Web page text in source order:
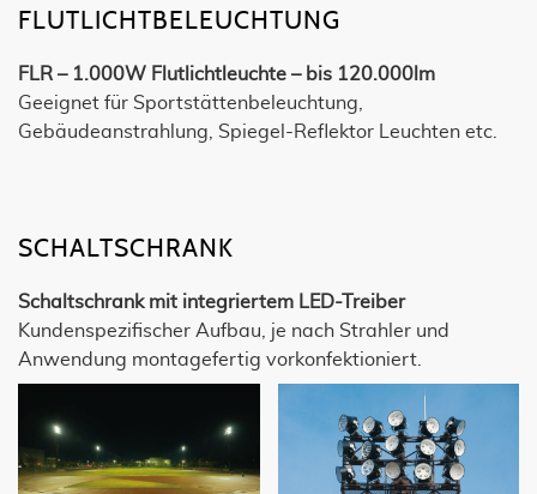
FLUTLICHTBELEUCHTUNG
FLR – 1.000W Flutlichtleuchte – bis 120.000lm
Geeignet für Sportstättenbeleuchtung,
Gebäudeanstrahlung, Spiegel-Reflektor Leuchten etc.
SCHALTSCHRANK
Schaltschrank mit integriertem LED-Treiber
Kundenspezifischer Aufbau, je nach Strahler und
Anwendung montagefertig vorkonfektioniert.